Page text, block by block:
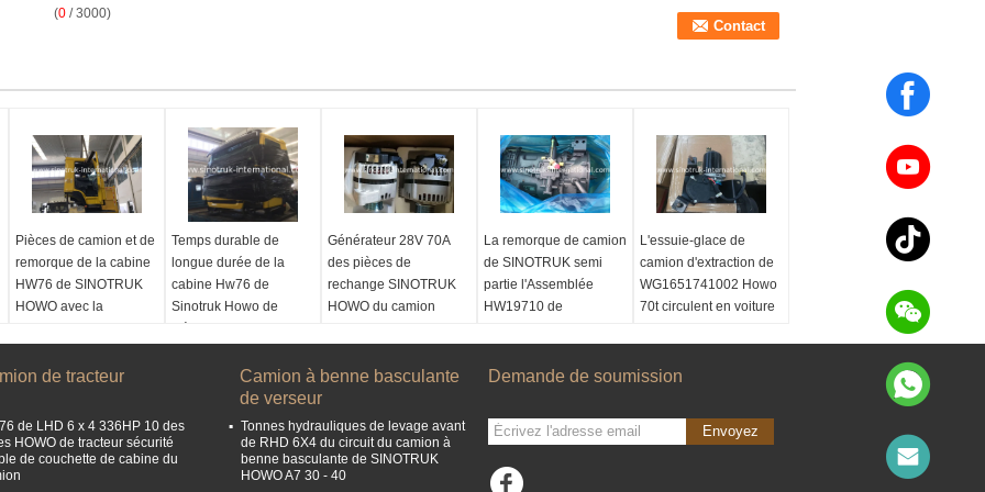
(0 / 3000)
Pièces de camion et de
remorque de la cabine
HW76 de SINOTRUK
HOWO avec la
carlingue de camion
modèle:HW76
Norme d'émission:
Euro2
Temps durable de
longue durée de la
cabine Hw76 de
Sinotruk Howo de
pièces de rechange du
Nom du produit:
carlingue de camion
Cabines
modèle:
HW76
Norme d'émission:
Générateur 28V 70A
des pièces de
rechange SINOTRUK
HOWO du camion
GENERATEUR
modèle:
28V, 70A
Norme d'émission:
Euro2
La remorque de camion
de SINOTRUK semi
partie l'Assemblée
HW19710 de
Assemblée HW19710
Taille:la norme
Numéro de la pièce ::
Matériau:
L'essuie-glace de
camion d'extraction de
WG1651741002 Howo
70t circulent en voiture
bruit
Moteur d'essuie-glace
WG1651741002
de tracteur
de LHD 6 x 4 336HP 10 des
HOWO de tracteur sécurité
de couchette de cabine du
Camion à benne basculante
de verseur
Tonnes hydrauliques de levage avant
de RHD 6X4 du circuit du camion à
benne basculante de SINOTRUK
HOWO A7 30 - 40
Demande de soumission
Envoyez